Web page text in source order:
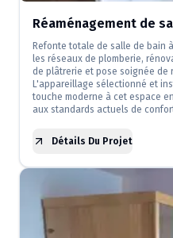
Réaménagement de
Refonte totale de salle de bain
les réseaux de plomberie,
de plâtrerie et pose soignée de
L'appareillage sélectionné et
touche moderne à cet espace
aux standards actuels de
Détails Du Projet